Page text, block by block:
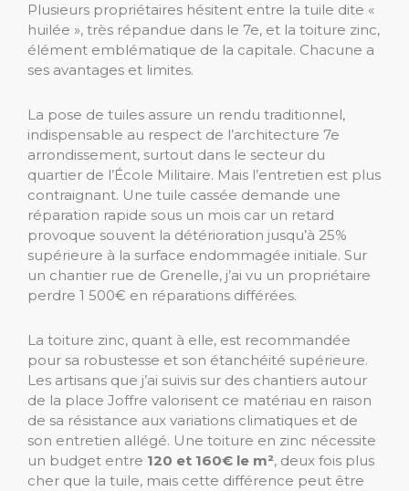
Plusieurs propriétaires hésitent entre la tuile dite «
huilée », très répandue dans le 7e, et la toiture zinc,
élément emblématique de la capitale. Chacune a
ses avantages et limites.
La pose de tuiles assure un rendu traditionnel,
indispensable au respect de l’architecture 7e
arrondissement, surtout dans le secteur du
quartier de l’École Militaire. Mais l’entretien est plus
contraignant. Une tuile cassée demande une
réparation rapide sous un mois car un retard
provoque souvent la détérioration jusqu’à 25%
supérieure à la surface endommagée initiale. Sur
un chantier rue de Grenelle, j’ai vu un propriétaire
perdre 1 500€ en réparations différées.
La toiture zinc, quant à elle, est recommandée
pour sa robustesse et son étanchéité supérieure.
Les artisans que j’ai suivis sur des chantiers autour
de la place Joffre valorisent ce matériau en raison
de sa résistance aux variations climatiques et de
son entretien allégé. Une toiture en zinc nécessite
un budget entre 120 et 160€ le m², deux fois plus
cher que la tuile, mais cette différence peut être